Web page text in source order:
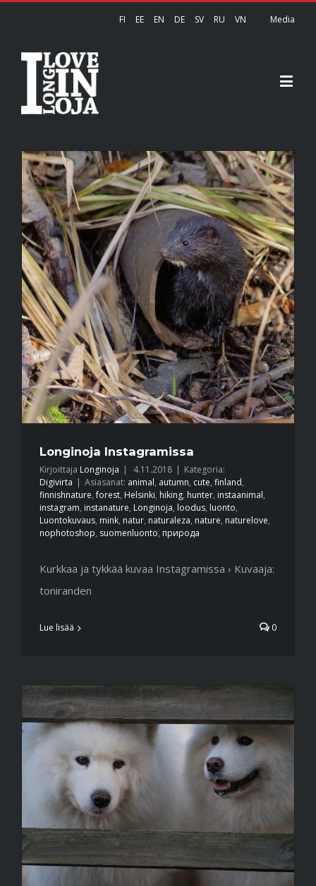
FI EE EN DE SV RU VN Media
Longinoja Instagramissa
Kirjoittaja Longinoja 4.11.2018
Kategoria:
Digivirta
Asiasanat: animal, autumn, cute, finland,
finnishnature,forest, Helsinki, hiking, hunter, instaanimal,
instagram, instanature, Longinoja, loodus, luonto,
Luontokuvaus, mink, natur, naturaleza, nature, naturelove,
nophotoshop, suomenluonto, природа
Kurkkaa ja tykkää kuvaa Instagramissa › Kuvaaja:
toniranden
Lue lisää 0